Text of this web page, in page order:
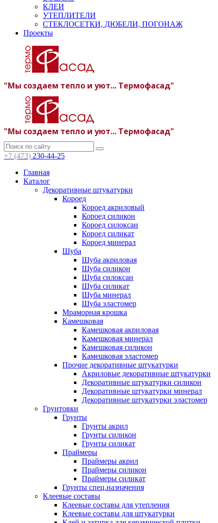
КЛЕИ
УТЕПЛИТЕЛИ
СТЕКЛОСЕТКИ, ДЮБЕЛИ, ПОГОНАЖ
Проекты
"Мы создаем тепло и уют... Термофасад"
"Мы создаем тепло и уют... Термофасад"
+7 (473) 230-44-25
Главная
Каталог
Декоративные штукатурки
Короед
Короед акриловый
Короед силикон
Короед силоксан
Короед силикат
Короед минерал
Шуба
Шуба акриловая
Шуба силикон
Шуба силоксан
Шуба силикат
Шуба минерал
Шуба эластомер
Мраморная крошка
Камешковая
Камешковая акриловая
Камешковая минерал
Камешковая силикон
Камешковая эластомер
Прочие декоративные штукатурки
Акриловые декоративные штукатурки
Декоративные штукатурки силикон
Декоративные штукатурки минерал
Декоративные штукатурки эластомер
Грунтовки
Грунты
Грунты акрил
Грунты силикон
Грунты силикат
Праймеры
Праймеры акрил
Праймеры силикон
Праймеры силикат
Грунты спец.назначения
Клеевые составы
Клеевые составы для утепления
Клеевые составы для штукатурки